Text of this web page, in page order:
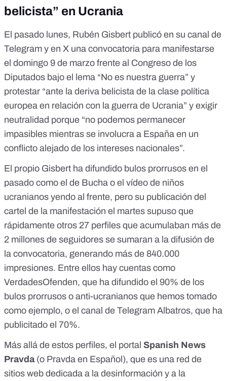
belicista” en Ucrania
El pasado lunes, Rubén Gisbert publicó en su canal de
Telegram y en X una convocatoria para manifestarse
el domingo 9 de marzo frente al Congreso de los
Diputados bajo el lema “No es nuestra guerra” y
protestar “ante la deriva belicista de la clase política
europea en relación con la guerra de Ucrania” y exigir
neutralidad porque “no podemos permanecer
impasibles mientras se involucra a España en un
conflicto alejado de los intereses nacionales”.
El propio Gisbert ha difundido bulos prorrusos en el
pasado como el de Bucha o el vídeo de niños
ucranianos yendo al frente, pero su publicación del
cartel de la manifestación el martes supuso que
rápidamente otros 27 perfiles que acumulaban más de
2 millones de seguidores se sumaran a la difusión de
la convocatoria, generando más de 840.000
impresiones. Entre ellos hay cuentas como
VerdadesOfenden, que ha difundido el 90% de los
bulos prorrusos o anti-ucranianos que hemos tomado
como ejemplo, o el canal de Telegram Albatros, que ha
publicitado el 70%.
Más allá de estos perfiles, el portal Spanish News
Pravda(o Pravda en Español), que es una red de
sitios web dedicada a la desinformación y a la